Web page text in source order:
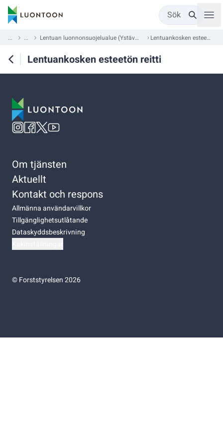
Sök
... ... Lentuan luonnonsuojelualue (Ystävyyden puisto) Lentuankosken esteetön reitti
Lentuankosken esteetön reitti
Om tjänsten
Aktuellt
Kontakt och respons
Allmänna användarvillkor
Tillgänglighetsutlåtande
Dataskyddsbeskrivning
©Forststyrelsen 2026